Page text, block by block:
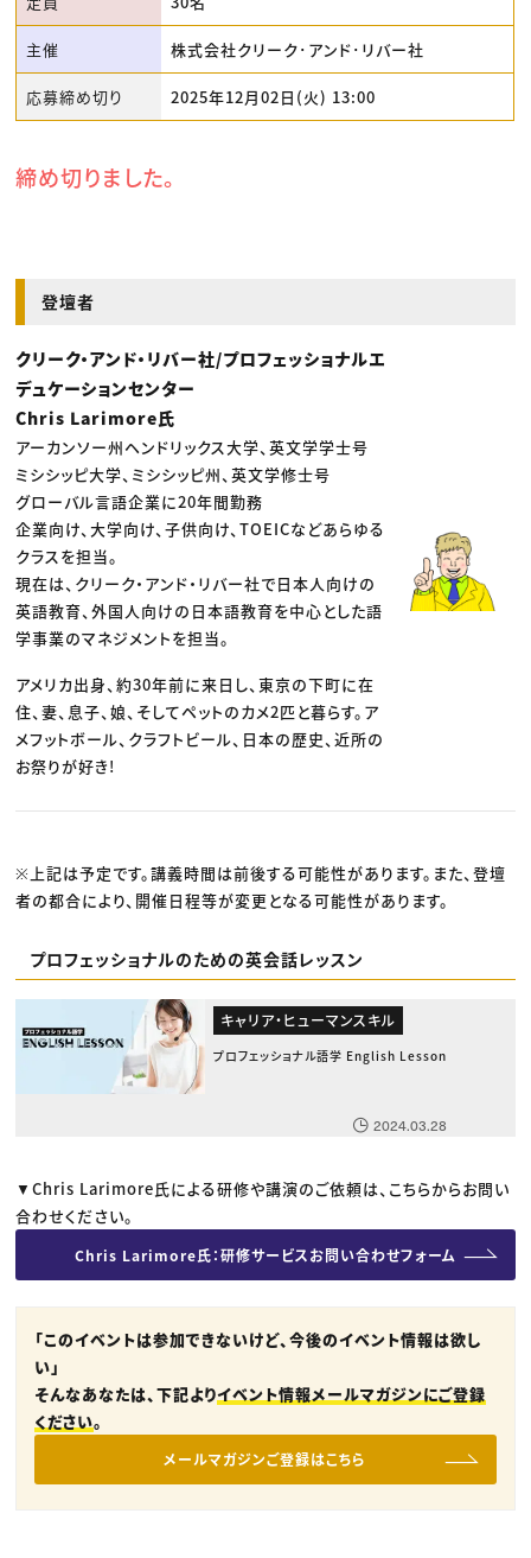
主催 株式会社クリーク･アンド･リバー社
応募締め切り 2025年12月02日(火) 13:00
締め切りました。
登壇者
クリーク・アンド・リバー社/プロフェッショナルエ
デュケーションセンター
Chris Larimore氏
アーカンソー州ヘンドリックス大学、英文学学士号
ミシシッピ大学、ミシシッピ州、英文学修士号
グローバル言語企業に20年間勤務
企業向け、大学向け、子供向け、TOEICなどあらゆる
クラスを担当。
現在は、クリーク・アンド・リバー社で日本人向けの
英語教育、外国人向けの日本語教育を中心とした語
学事業のマネジメントを担当。
アメリカ出身、約30年前に来日し、東京の下町に在
住、妻、息子、娘、そしてペットのカメ2匹と暮らす。ア
メフットボール、クラフトビール、日本の歴史、近所の
お祭りが好き!
※上記は予定です。講義時間は前後する可能性があります。また、登壇
者の都合により、開催日程等が変更となる可能性があります。
プロフェッショナルのための英会話レッスン
キャリア・ヒューマンスキル
プロフェッショナル語学 English Lesson
2024.03.28
▼Chris Larimore氏による研修や講演のご依頼は、こちらからお問い
合わせください。
Chris Larimore氏：研修サービスお問い合わせフォーム
「このイベントは参加できないけど、今後のイベント情報は欲し
い」
そんなあなたは、下記よりイベント情報メールマガジンにご登録
ください。
メールマガジンご登録はこちら